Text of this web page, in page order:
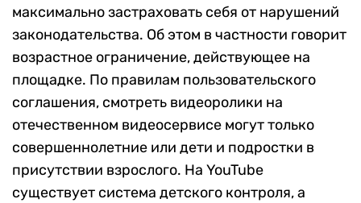
максимально застраховать себя от нарушений
законодательства. Об этом в частности говорит
возрастное ограничение, действующее на
площадке. По правилам пользовательского
соглашения, смотреть видеоролики на
отечественном видеосервисе могут только
совершеннолетние или дети и подростки в
присутствии взрослого. На YouTube
существует система детского контроля, а